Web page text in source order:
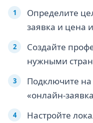
Определите
заявка и цена
Создайте
нужными
Подключите на
«онлайн-
Настройте